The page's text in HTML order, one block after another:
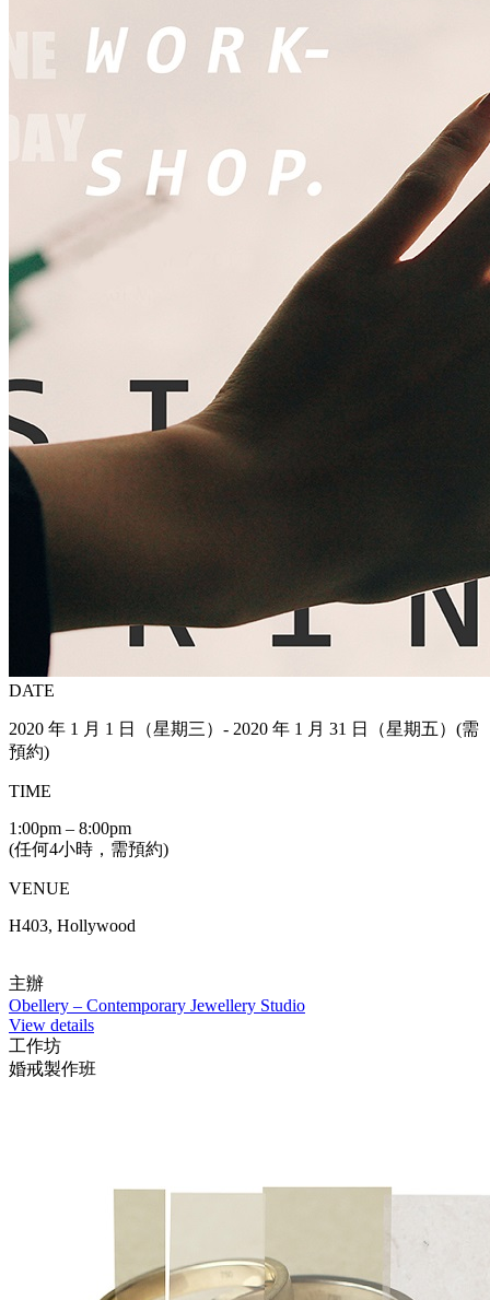
DATE
2020 年 1 月 1 日（星期三）- 2020 年 1 月 31 日（星期五）(需
預約)
TIME
1:00pm – 8:00pm
(任何4小時，需預約)
VENUE
H403, Hollywood
主辦
Obellery – Contemporary Jewellery Studio
View details
工作坊
婚戒製作班